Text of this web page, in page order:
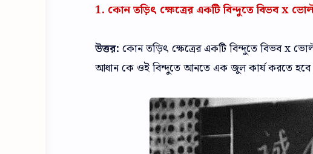
1. কোন তড়িৎ ক্ষেত্রের একটি বিন্দুতে বিভব x
উত্তর: কোন তড়িৎ ক্ষেত্রের একটি বিন্দুতে বিভব x
আধান কে ওই বিন্দুতে আনতে এক জুল কার্য করতে